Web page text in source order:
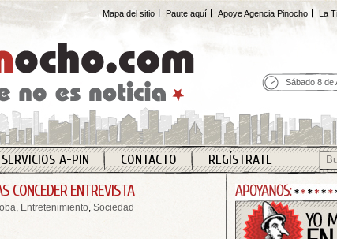
Mapa del sitio Paute aquí Apoye Agencia Pinocho La
Sábado 8 de
SERVICIOS A-PIN CONTACTO REGÍSTRATE
CONCEDER ENTREVISTA
, Entretenimiento, Sociedad